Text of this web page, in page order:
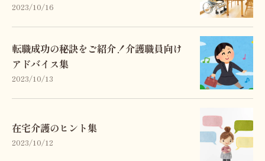
2023/10/16
転職成功の秘訣をご紹介！介護職員向け
アドバイス集
2023/10/13
在宅介護のヒント集
2023/10/12